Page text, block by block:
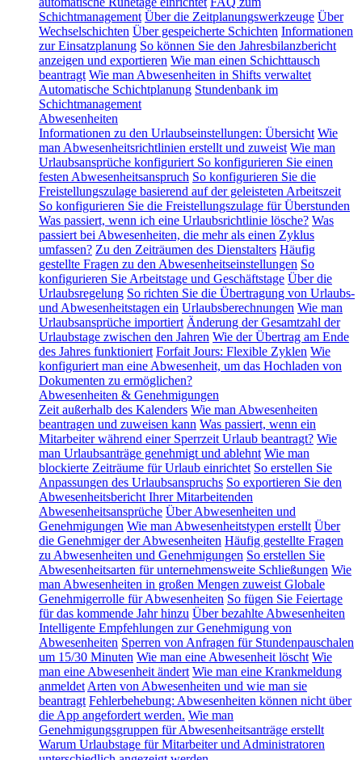
Schichtmanagement Über die Zeitplanungswerkzeuge Über
Wechselschichten Über gespeicherte Schichten Informationen
zur Einsatzplanung So können Sie den Jahresbilanzbericht
anzeigen und exportieren Wie man einen Schichttausch
beantragt Wie man Abwesenheiten in Shifts verwaltet
Automatische Schichtplanung Stundenbank im
Schichtmanagement
Abwesenheiten
Informationen zu den Urlaubseinstellungen: Übersicht Wie
man Abwesenheitsrichtlinien erstellt und zuweist Wie man
Urlaubsansprüche konfiguriert So konfigurieren Sie einen
festen Abwesenheitsanspruch So konfigurieren Sie die
Freistellungszulage basierend auf der geleisteten Arbeitszeit
So konfigurieren Sie die Freistellungszulage für Überstunden
Was passiert, wenn ich eine Urlaubsrichtlinie lösche? Was
passiert bei Abwesenheiten, die mehr als einen Zyklus
umfassen? Zu den Zeiträumen des Dienstalters Häufig
gestellte Fragen zu den Abwesenheitseinstellungen So
konfigurieren Sie Arbeitstage und Geschäftstage Über die
Urlaubsregelung So richten Sie die Übertragung von Urlaubs-
und Abwesenheitstagen ein Urlaubsberechnungen Wie man
Urlaubsansprüche importiert Änderung der Gesamtzahl der
Urlaubstage zwischen den Jahren Wie der Übertrag am Ende
des Jahres funktioniert Forfait Jours: Flexible Zyklen Wie
konfiguriert man eine Abwesenheit, um das Hochladen von
Dokumenten zu ermöglichen?
Abwesenheiten & Genehmigungen
Zeit außerhalb des Kalenders Wie man Abwesenheiten
beantragen und zuweisen kann Was passiert, wenn ein
Mitarbeiter während einer Sperrzeit Urlaub beantragt? Wie
man Urlaubsanträge genehmigt und ablehnt Wie man
blockierte Zeiträume für Urlaub einrichtet So erstellen Sie
Anpassungen des Urlaubsanspruchs So exportieren Sie den
Abwesenheitsbericht Ihrer Mitarbeitenden
Abwesenheitsansprüche Über Abwesenheiten und
Genehmigungen Wie man Abwesenheitstypen erstellt Über
die Genehmiger der Abwesenheiten Häufig gestellte Fragen
zu Abwesenheiten und Genehmigungen So erstellen Sie
Abwesenheitsarten für unternehmensweite Schließungen Wie
man Abwesenheiten in großen Mengen zuweist Globale
Genehmigerrolle für Abwesenheiten So fügen Sie Feiertage
für das kommende Jahr hinzu Über bezahlte Abwesenheiten
Intelligente Empfehlungen zur Genehmigung von
Abwesenheiten Sperren von Anfragen für Stundenpauschalen
um 15/30 Minuten Wie man eine Abwesenheit löscht Wie
man eine Abwesenheit ändert Wie man eine Krankmeldung
anmeldet Arten von Abwesenheiten und wie man sie
beantragt Fehlerbehebung: Abwesenheiten können nicht über
die App angefordert werden. Wie man
Genehmigungsgruppen für Abwesenheitsanträge erstellt
Warum Urlaubstage für Mitarbeiter und Administratoren